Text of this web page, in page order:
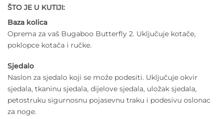
ŠTO JE U KUTIJI:
Baza kolica
Oprema za vaš Bugaboo Butterfly 2. Uključuje kotače,
poklopce kotača i ručke.
Sjedalo
Naslon za sjedalo koji se može podesiti. Uključuje okvir
sjedala, tkaninu sjedala, dijelove sjedala, uložak sjedala,
petostruku sigurnosnu pojasevnu traku i podesivu oslonac
za noge.